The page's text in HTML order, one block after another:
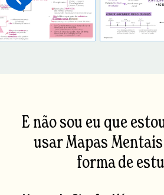
E não sou eu que
usar Mapas
forma de